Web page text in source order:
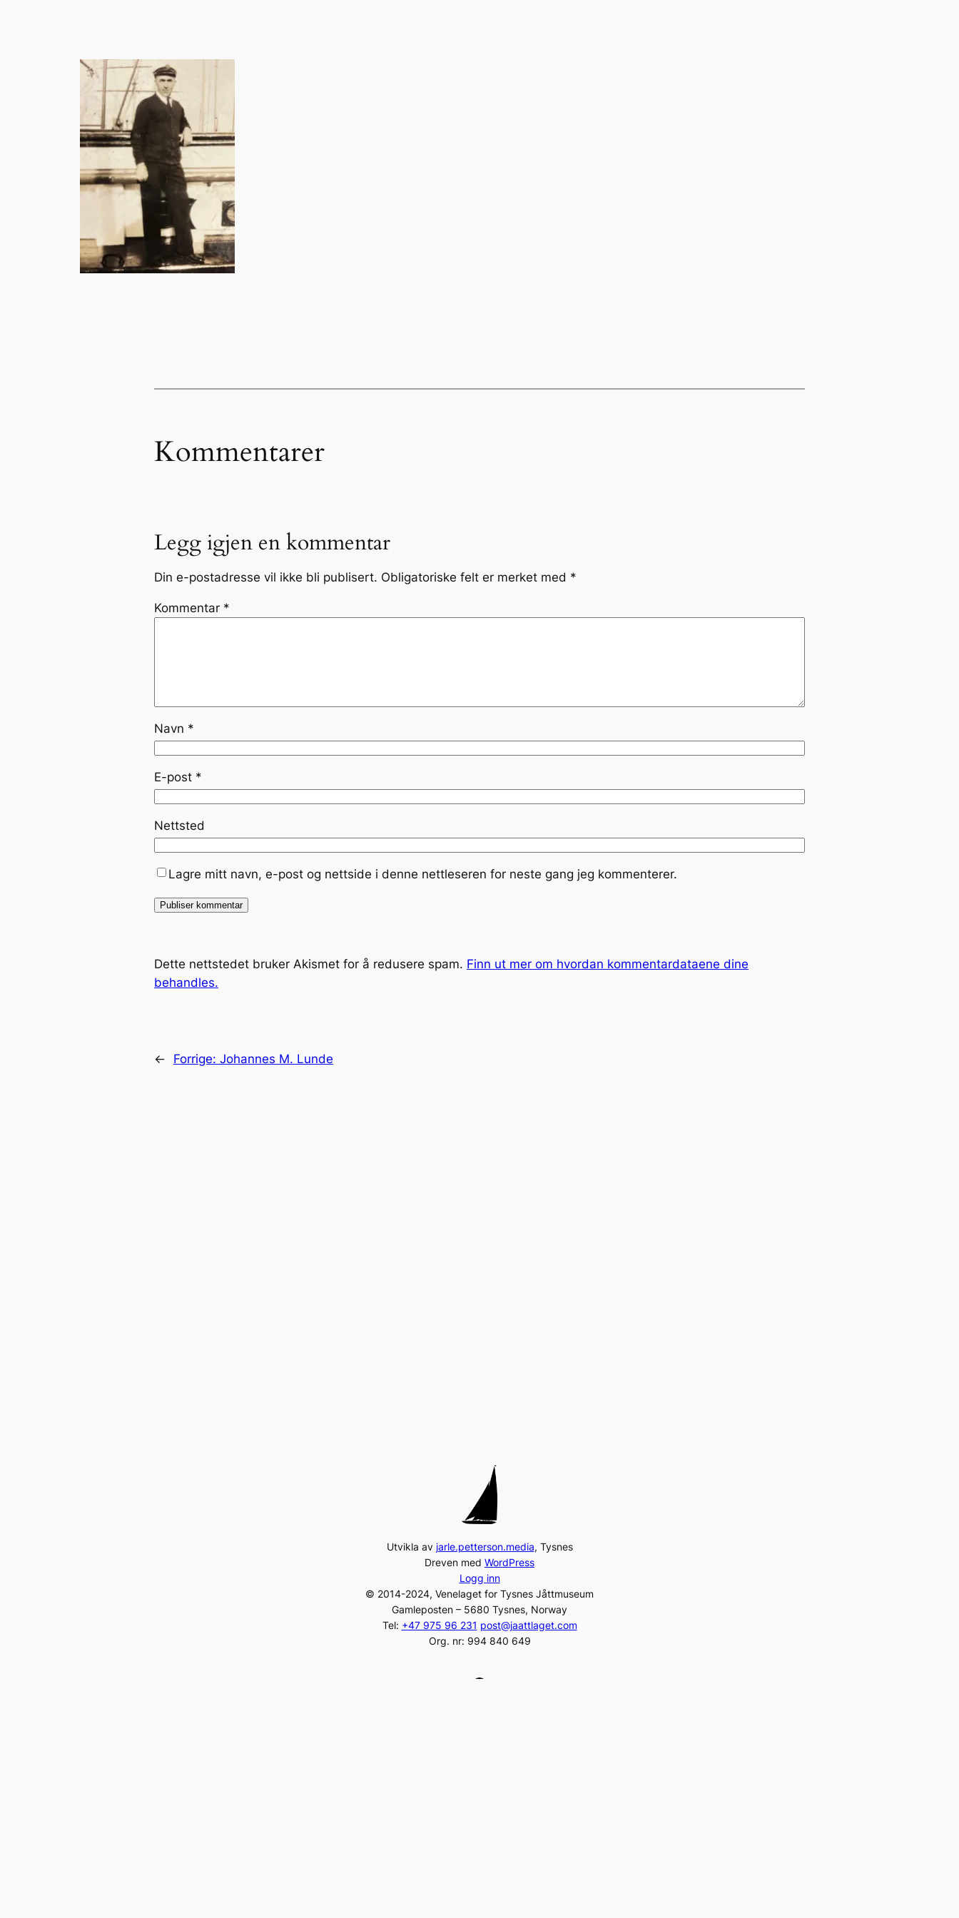
Kommentarer
Legg igjen en kommentar
Din e-postadresse vil ikke bli publisert. Obligatoriske felt er merket med *
Kommentar *
Navn *
E-post *
Nettsted
Lagre mitt navn, e-post og nettside i denne nettleseren for neste gang jeg kommenterer.
Dette nettstedet bruker Akismet for å redusere spam. Finn ut mer om hvordan kommentardataene dine
behandles.
← Forrige: Johannes M. Lunde
Utvikla av jarle.petterson.media, Tysnes
Dreven med WordPress
Logg inn
© 2014-2024, Venelaget for Tysnes Jåttmuseum
Gamleposten – 5680 Tysnes, Norway
Tel: +47 975 96 231 post@jaattlaget.com
Org. nr: 994 840 649
Facebook